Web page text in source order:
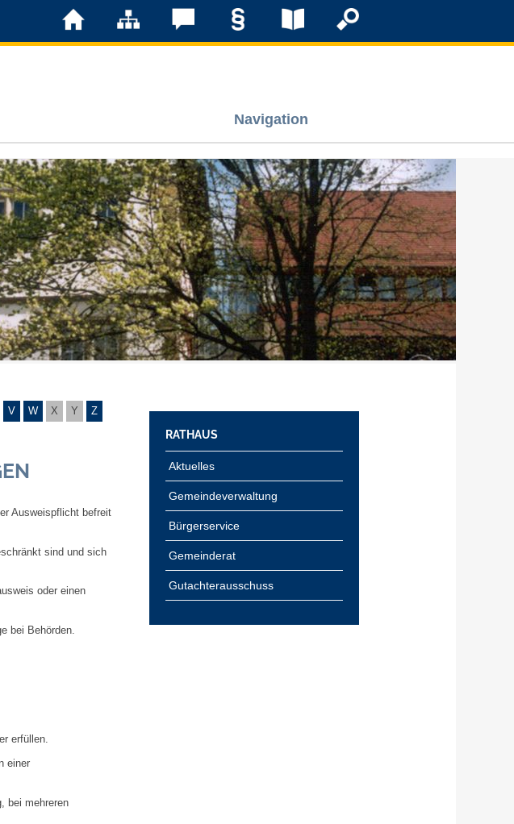
Navigation
V W X Y Z
Ausweispflicht befreit
sind und sich
oder einen
bei Behörden.
erfüllen.
einer
bei mehreren
RATHAUS
Aktuelles
Gemeindeverwaltung
Bürgerservice
Gemeinderat
Gutachterausschuss